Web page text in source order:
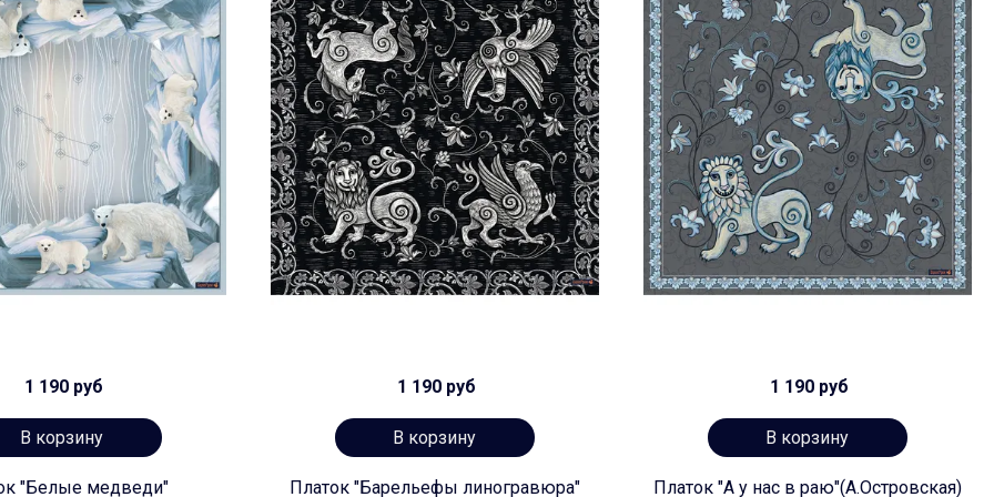
1 190 руб
В корзину
"Белые медведи"
1 190 руб
В корзину
Платок "Барельефы линогравюра"
1 190 руб
В корзину
Платок "А у нас в раю"(А.Островская)